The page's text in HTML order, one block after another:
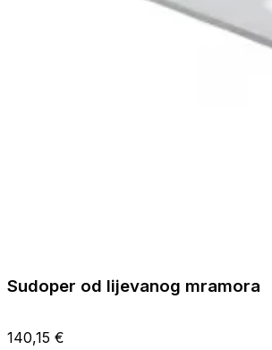
Sudoper od lijevanog mramora
140,15 €